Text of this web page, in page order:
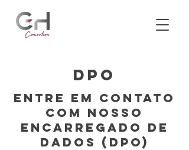
DPO
Entre em contato
com nosso
encarregado de
dados (DPO)